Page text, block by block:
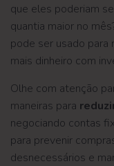
que eles poderiam
quantia maior no
pode ser usado para
mais dinheiro com
Olhe com atenção
maneiras para
negociando contas
para prevenir
desnecessários e